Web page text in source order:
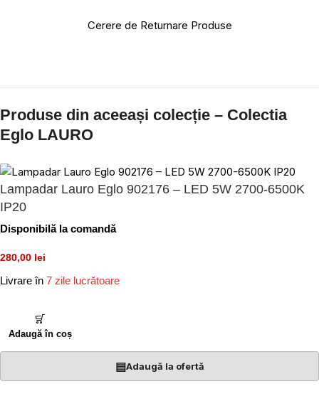
Cerere de Returnare Produse
Produse din aceeași colecție – Colectia
Eglo LAURO
Lampadar Lauro Eglo 902176 – LED 5W 2700-6500K
IP20
Disponibilă la comandă
280,00 lei
Livrare în 7 zile lucrătoare
Adaugă în coș
▤Adaugă la ofertă